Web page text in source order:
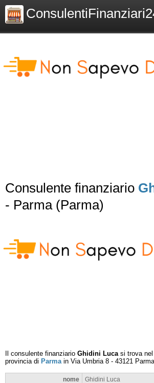
Consulente finanziario
- Parma (Parma)
Il consulente finanziario Ghidini Lucasi trova nel
provincia di Parmain Via Umbria 8 - 43121 Parma
nome
Ghidini Luca